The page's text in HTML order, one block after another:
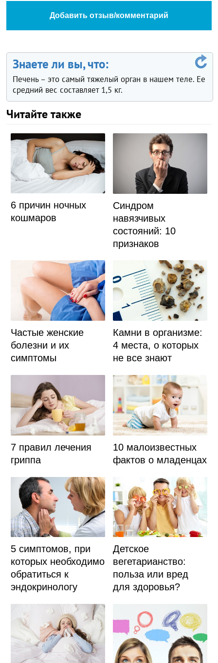
Добавить отзыв/комментарий
Знаете ли вы, что:
Печень – это самый тяжелый орган в нашем теле. Ее
средний вес составляет 1,5 кг.
Читайте также
6 причин ночных
кошмаров
Синдром
навязчивых
состояний: 10
признаков
Частые женские
болезни и их
симптомы
Камни в организме:
4 места, о которых
не все знают
7 правил лечения
гриппа
10 малоизвестных
фактов о младенцах
5 симптомов, при
которых необходимо
обратиться к
эндокринологу
Детское
вегетарианство:
польза или вред
для здоровья?